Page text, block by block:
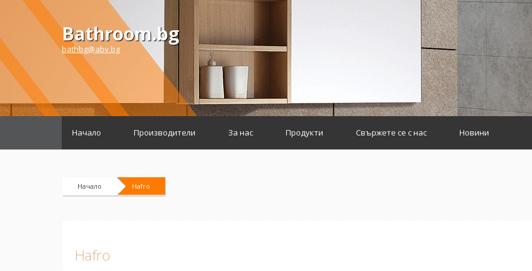
Bathroom.bg
bathbg@abv.bg
Начало Производители За нас Продукти Свържете се с нас Новини
Начало Hafro
Hafro